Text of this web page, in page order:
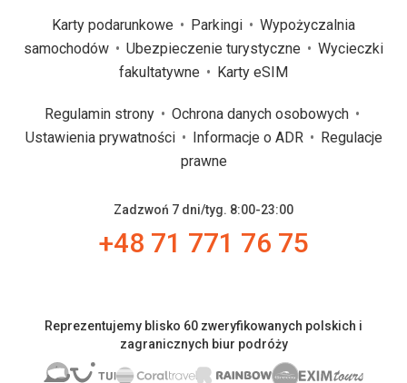
Karty podarunkowe Parkingi
Wypożyczalnia
samochodów
Ubezpieczenie turystyczne
Wycieczki
fakultatywne
Karty eSIM
Regulamin strony
Ochrona danych osobowych
Ustawienia prywatności
Informacje o ADR
Regulacje
prawne
Zadzwoń 7 dni/tyg. 8:00-23:00
+48 71 771 76 75
Reprezentujemy blisko 60 zweryfikowanych polskich i
zagranicznych biur podróży